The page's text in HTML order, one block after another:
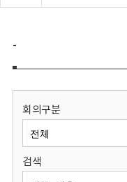
정
보
원
-
회의구분
검색